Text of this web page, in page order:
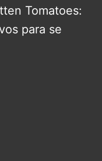
Tomatoes:
para se